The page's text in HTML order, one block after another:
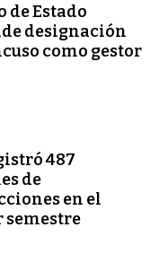
de Estado
designación
como gestor
487
de
en el